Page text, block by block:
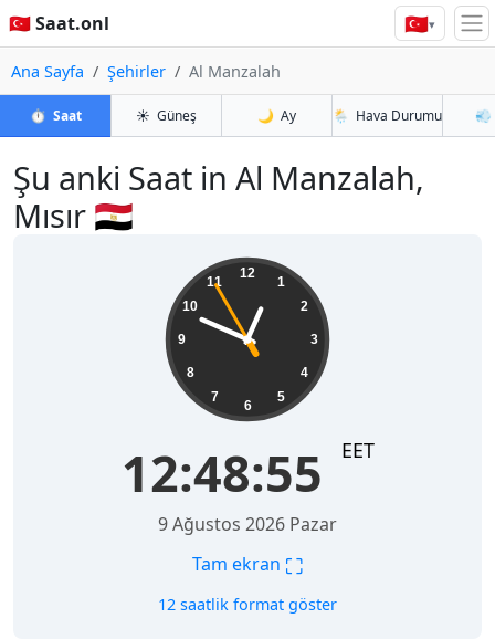
🇹🇷 Saat.onl 🇹🇷▾
Ana Sayfa Şehirler Al Manzalah
⏱️ Saat ☀️ Güneş 🌙 Ay 🌦️ Hava Durumu 💨
Şu anki Saat in Al Manzalah,
Mısır 🇪🇬
12
1
2
3
4
5
6
7
8
9
10
11
12:48:55 EET
9 Ağustos 2026 Pazar
Tam ekran ⛶
12 saatlik format göster